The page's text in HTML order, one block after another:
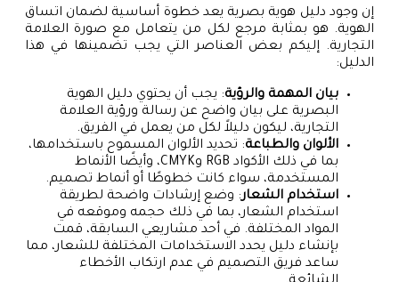
إن وجود دليل هوية بصرية يعد خطوة أساسية لضمان اتساق
الهوية. هو بمثابة مرجع لكل من يتعامل مع صورة العلامة
التجارية. إليكم بعض العناصر التي يجب تضمينها في هذا
الدليل:
بيان المهمة والرؤية: يجب أن يحتوي دليل الهوية
البصرية على بيان واضح عن رسالة ورؤية العلامة
التجارية، ليكون دليلاً لكل من يعمل في الفريق.
الألوان والطباعة: تحديد الألوان المسموح باستخدامها،
بما في ذلك الأكواد RGB وCMYK، وأيضًا الأنماط
المستخدمة، سواء كانت خطوطًا أو أنماط تصميم.
استخدام الشعار: وضع إرشادات واضحة لطريقة
استخدام الشعار، بما في ذلك حجمه وموقعه في
المواد المختلفة. في أحد مشاريعي السابقة، قمت
بإنشاء دليل يحدد الاستخدامات المختلفة للشعار، مما
ساعد فريق التصميم في عدم ارتكاب الأخطاء